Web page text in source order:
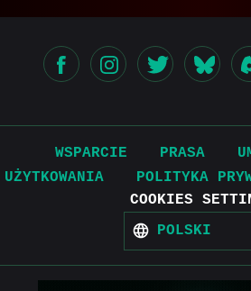
WSPARCIE PRASA
UŻYTKOWANIA
POLITYKA
COOKIES
POLSKI